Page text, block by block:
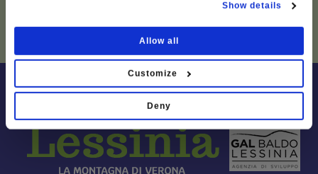
Show details
Allow all
Customize
Deny